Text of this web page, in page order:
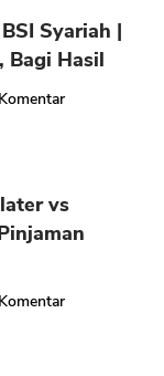
Syariah |
Bagi Hasil
Komentar
vs
Komentar